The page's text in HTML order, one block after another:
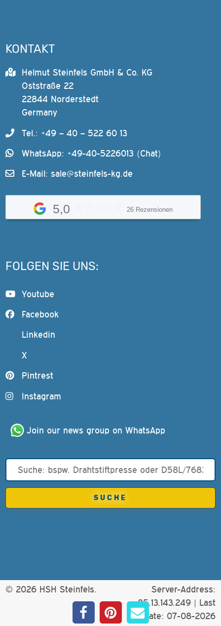
KONTAKT
Helmut Steinfels GmbH & Co. KG
Oststraße 22
22844 Norderstedt
Germany
Tel.: +49 – 40 – 522 60 13
WhatsApp: +49-40-5226013 (Chat)
E-Mail: sale@steinfels-kg.de
5,0 26 Rezensionen
FOLGEN SIE UNS:
Youtube
Facebook
Linkedin
X
Pintrest
Instagram
Join our news group on WhatsApp
© 2026 HSH Steinfels.
Server-Address:
85.13.143.249 | Last
update: 07-08-2026